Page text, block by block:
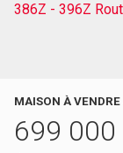
386Z - 396Z
MAISON À
699 000